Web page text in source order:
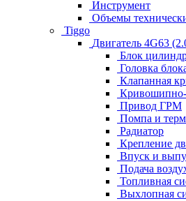
Инструмент
Объемы
Tiggo
Двигатель 4G63
Блок
Головка
Клапанная
Привод ГРМ
Помпа и
Радиатор
Крепление
Впуск и
Подача
Топливная
Выхлопная